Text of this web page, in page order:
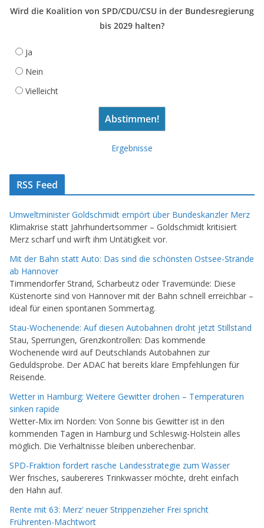
Wird die Koalition von SPD/CDU/CSU in der Bundesregierung
bis 2029 halten?
Ja
Nein
Vielleicht
Ergebnisse
RSS Feed
Umweltminister Goldschmidt empört über Bundeskanzler Merz
Klimakrise statt Jahrhundertsommer – Goldschmidt kritisiert
Merz scharf und wirft ihm Untätigkeit vor.
Mit der Bahn statt Auto: Das sind die schönsten Ostsee-Strände
ab Hannover
Timmendorfer Strand, Scharbeutz oder Travemünde: Diese
Küstenorte sind von Hannover mit der Bahn schnell erreichbar –
ideal für einen spontanen Sommertag.
Stau-Wochenende: Auf diesen Autobahnen droht jetzt Stillstand
Stau, Sperrungen, Grenzkontrollen: Das kommende
Wochenende wird auf Deutschlands Autobahnen zur
Geduldsprobe. Der ADAC hat bereits klare Empfehlungen für
Reisende.
Wetter in Hamburg: Weitere Gewitter drohen – Temperaturen
sinken rapide
Wetter-Mix im Norden: Von Sonne bis Gewitter ist in den
kommenden Tagen in Hamburg und Schleswig-Holstein alles
möglich. Die Verhältnisse bleiben unberechenbar.
SPD-Fraktion fordert rasche Landesstrategie zum Wasser
Wer frisches, saubereres Trinkwasser möchte, dreht einfach
den Hahn auf.
Rente mit 63: Merz' neuer Strippenzieher Frei spricht
Frührenten-Machtwort